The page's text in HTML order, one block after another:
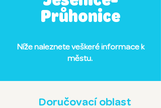
Průhonice
Níže naleznete veškeré informace k
městu.
Doručovací oblast